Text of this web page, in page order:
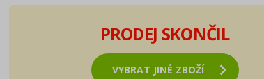
PRODEJ SKONČIL
VYBRAT JINÉ ZBOŽÍ